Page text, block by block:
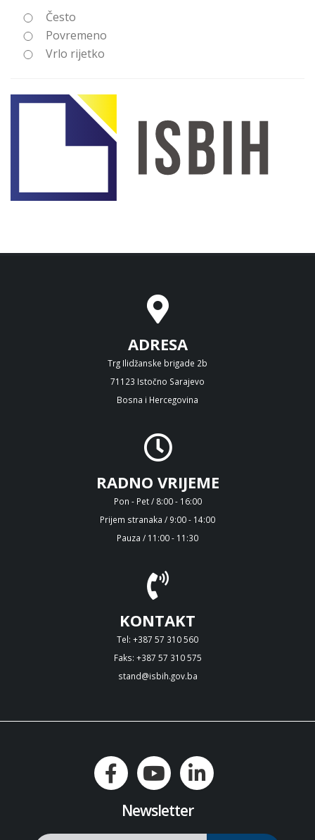
Često
Povremeno
Vrlo rijetko
ADRESA
Trg Ilidžanske brigade 2b
71123 Istočno Sarajevo
Bosna i Hercegovina
RADNO VRIJEME
Pon - Pet / 8:00 - 16:00
Prijem stranaka / 9:00 - 14:00
Pauza / 11:00 - 11:30
KONTAKT
Tel: +387 57 310 560
Faks: +387 57 310 575
stand@isbih.gov.ba
Newsletter